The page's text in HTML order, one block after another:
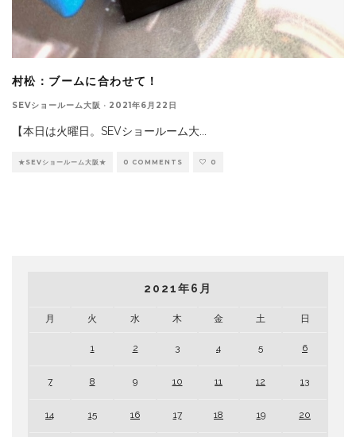
村松：ブームに合わせて！
SEVショールーム大阪 · 2021年6月22日
【本日は火曜日。SEVショールーム大...
★SEVショールーム大阪★ 0 COMMENTS 0
2021年6月
月 火 水 木 金 土 日
1 2 3 4 5 6
7 8 9 10 11 12 13
14 15 16 17 18 19 20